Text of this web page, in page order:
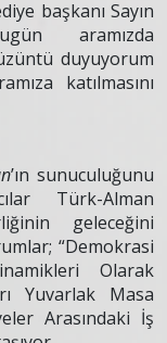
başkanı Sayın
aramızda
duyuyorum
katılmasını
’ın sunuculuğunu
Türk-Alman
geleceğini
“Demokrasi
Olarak
Yuvarlak Masa
Arasındaki İş